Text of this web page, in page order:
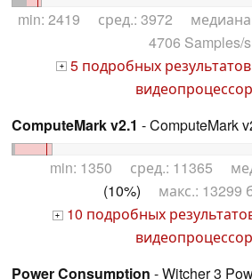
min: 2419 сред.: 3972
4706 Samples/s
+ 5 подробных результатов
ComputeMark v2.1 - ComputeMark
min: 1350 сред.: 11365
(10%) макс.: 13299
+ 10 подробных
Power Consumption - Witcher 3